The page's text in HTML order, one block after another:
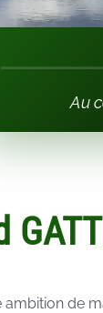
Au
ambition de